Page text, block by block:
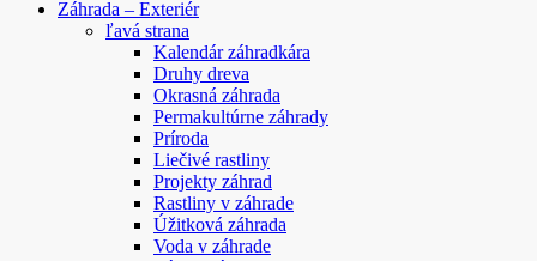
Záhrada – Exteriér
ľavá strana
Kalendár záhradkára
Druhy dreva
Okrasná záhrada
Permakultúrne záhrady
Príroda
Liečivé rastliny
Projekty záhrad
Rastliny v záhrade
Úžitková záhrada
Voda v záhrade